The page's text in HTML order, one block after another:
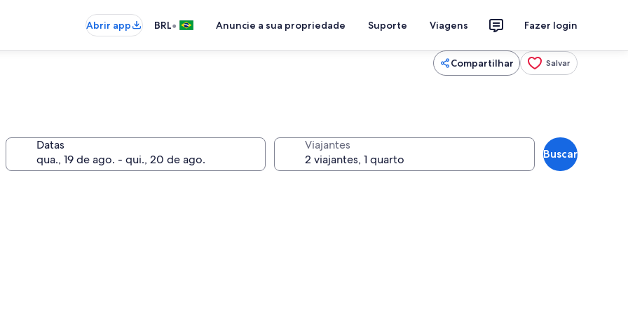
Abrir app BRL• Anuncie a sua propriedade Suporte Viagens Fazer login
Compartilhar Salvar
Datas Viajantes
Buscar